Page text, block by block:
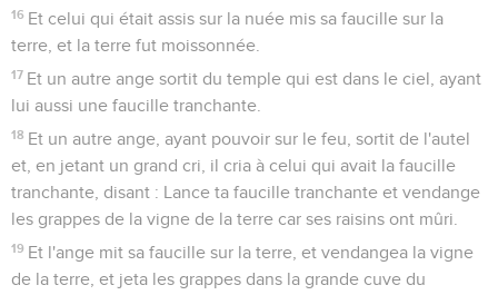
16 Et celui qui était assis sur la nuée mis sa faucille sur la
terre, et la terre fut moissonnée.
17 Et un autre ange sortit du temple qui est dans le ciel, ayant
lui aussi une faucille tranchante.
18 Et un autre ange, ayant pouvoir sur le feu, sortit de l'autel
et, en jetant un grand cri, il cria à celui qui avait la faucille
tranchante, disant : Lance ta faucille tranchante et vendange
les grappes de la vigne de la terre car ses raisins ont mûri.
19 Et l'ange mit sa faucille sur la terre, et vendangea la vigne
de la terre, et jeta les grappes dans la grande cuve du